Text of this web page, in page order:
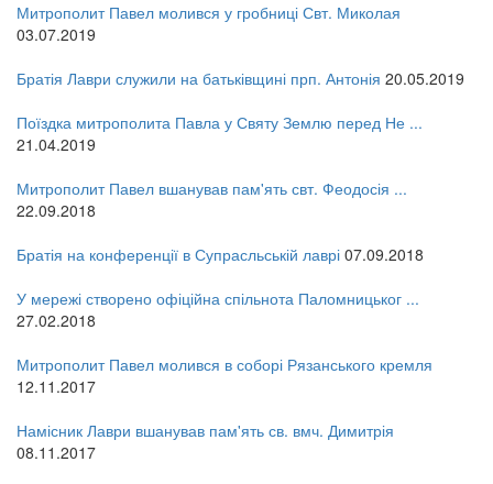
Митрополит Павел молився у гробниці Свт. Миколая
03.07.2019
Братія Лаври служили на батьківщині прп. Антонія 20.05.2019
Поїздка митрополита Павла у Святу Землю перед Не ...
21.04.2019
Митрополит Павел вшанував пам'ять свт. Феодосія ...
22.09.2018
Братія на конференції в Супрасльській лаврі 07.09.2018
У мережі створено офіційна спільнота Паломницьког ...
27.02.2018
Митрополит Павел молився в соборі Рязанського кремля
12.11.2017
Намісник Лаври вшанував пам'ять св. вмч. Димитрія
08.11.2017